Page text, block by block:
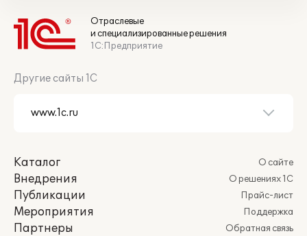
Отраслевые
и специализированные решения
1С:Предприятие
Другие сайты 1С
Каталог
Внедрения
Публикации
Мероприятия
Партнеры
О сайте
О решениях 1С
Прайс-лист
Поддержка
Обратная связь